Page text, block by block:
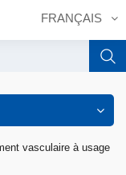
FRANÇAIS
English
français
vasculaire à usage